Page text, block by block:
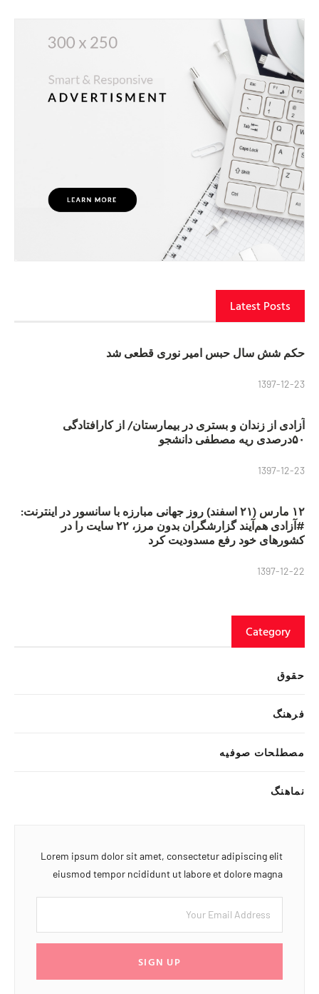
Latest Posts
حکم شش سال حبس امیر نوری قطعی شد
1397-12-23
آزادی از زندان و بستری در بیمارستان/ از کارافتادگی
۵۰درصدی ریه مصطفی دانشجو
1397-12-23
۱۲ مارس (۲۱ اسفند) روز جهانی مبارزه با سانسور در اینترنت:
#آزادی هم‌آیند گزارشگران‌ بدون مرز، ۲۲ سایت را در
کشورهای خود رفع مسدودیت کرد
1397-12-22
Category
حقوق
فرهنگ
مصطلحات صوفیه
نماهنگ
Lorem ipsum dolor sit amet, consectetur adipiscing elit
eiusmod tempor ncididunt ut labore et dolore magna
SIGN UP